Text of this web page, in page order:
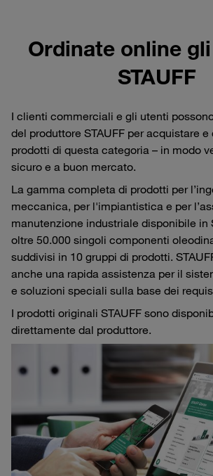
Ordinate online
STAUFF
I clienti commerciali e gli utenti
del produttore STAUFF per acquistare
prodotti di questa categoria – in modo
sicuro e a buon mercato.
La gamma completa di prodotti per
meccanica, per l'impiantistica e per
manutenzione industriale disponibile in
oltre 50.000 singoli componenti
suddivisi in 10 gruppi di prodotti.
anche una rapida assistenza per il
e soluzioni speciali sulla base dei
I prodotti originali STAUFF sono
direttamente dal produttore.